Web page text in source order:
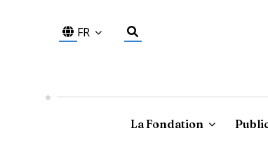
FR
La Fondation